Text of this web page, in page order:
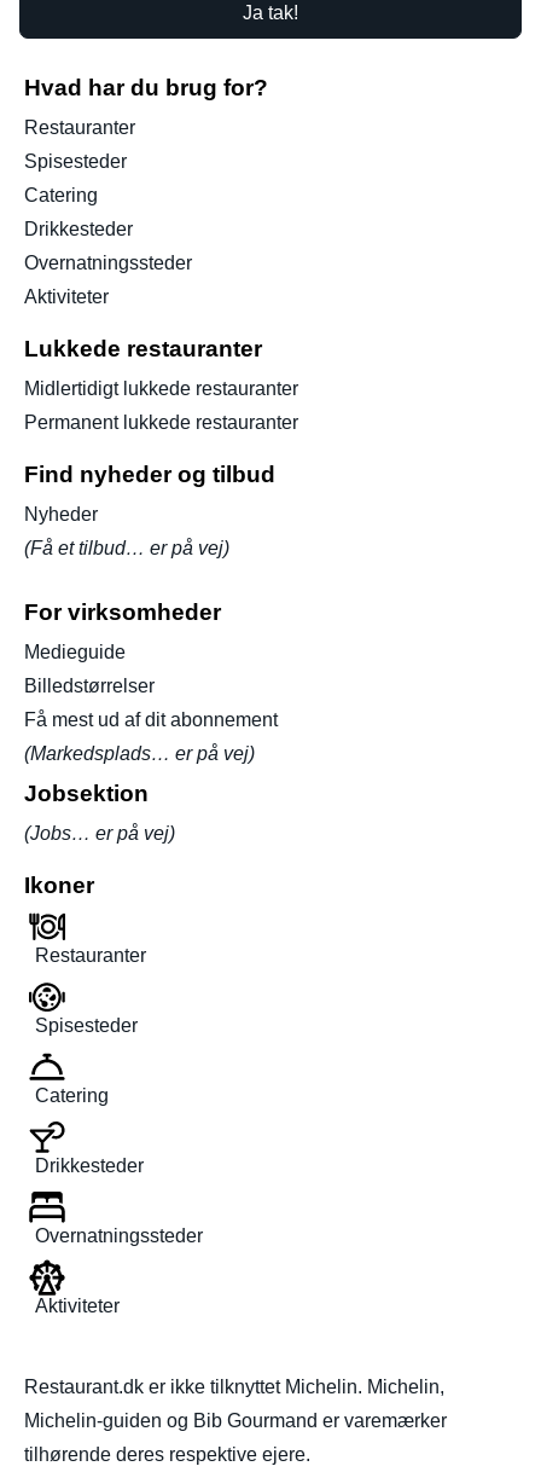
Ja tak!
Hvad har du brug for?
Restauranter
Spisesteder
Catering
Drikkesteder
Overnatningssteder
Aktiviteter
Lukkede restauranter
Midlertidigt lukkede restauranter
Permanent lukkede restauranter
Find nyheder og tilbud
Nyheder
(Få et tilbud… er på vej)
For virksomheder
Medieguide
Billedstørrelser
Få mest ud af dit abonnement
(Markedsplads… er på vej)
Jobsektion
(Jobs… er på vej)
Ikoner
Restauranter
Spisesteder
Catering
Drikkesteder
Overnatningssteder
Aktiviteter
Restaurant.dk er ikke tilknyttet Michelin. Michelin,
Michelin-guiden og Bib Gourmand er varemærker
tilhørende deres respektive ejere.